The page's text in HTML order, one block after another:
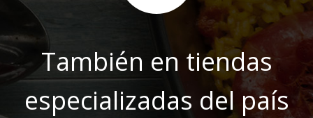
También en tiendas
especializadas del país